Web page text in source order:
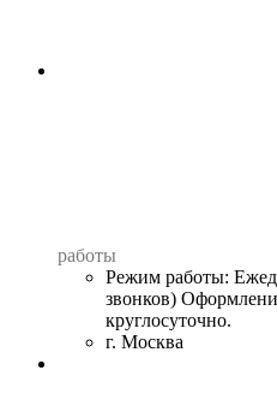
работы
Режим работы:
звонков)
круглосуточно.
г. Москва